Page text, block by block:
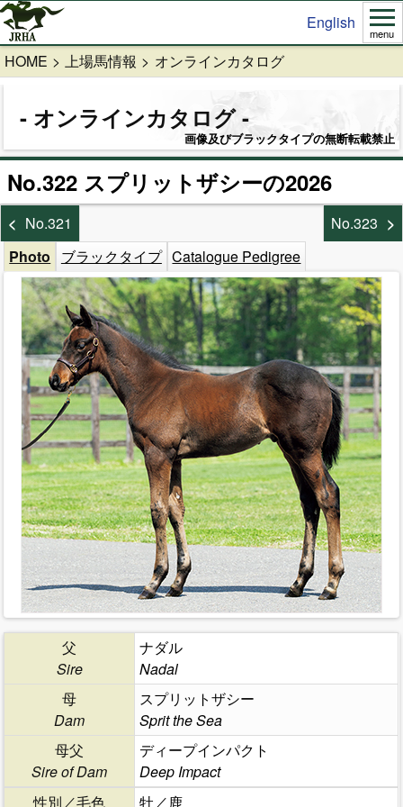
English
menu
HOME 上場馬情報 オンラインカタログ
オンラインカタログ
画像及びブラックタイプの無断転載禁止
No.322 スプリットザシーの2026
No.321
No.323
Photo
ブラックタイプ Catalogue Pedigree
父
Sire
ナダル
Nadal
母
Dam
スプリットザシー
Sprit the Sea
母父
Sire of Dam
ディープインパクト
Deep Impact
性別／毛色
牡／鹿